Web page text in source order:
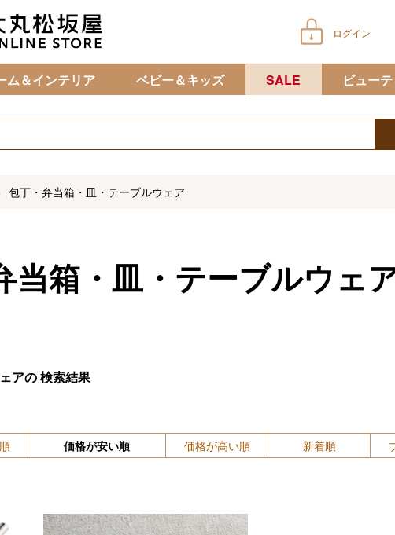
ログイン
カートに商品が入っていません
ム＆インテリア ベビー＆キッズ SALE ビュー
包丁・弁当箱・皿・テーブルウェア
当箱・皿・テーブルウェ
アの検索結果
価格が安い順 価格が高い順 新着順